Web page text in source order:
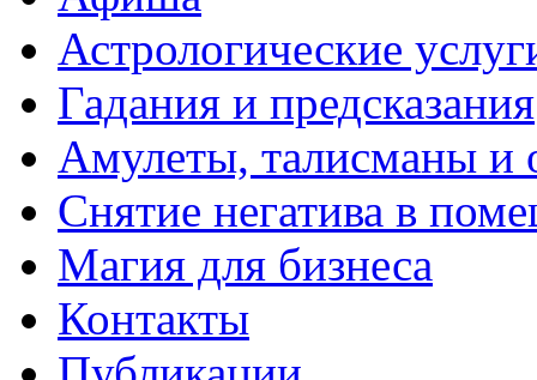
Астрологические
Гадания и предсказания
Амулеты, талисманы и
Снятие негатива в
Магия для бизнеса
Контакты